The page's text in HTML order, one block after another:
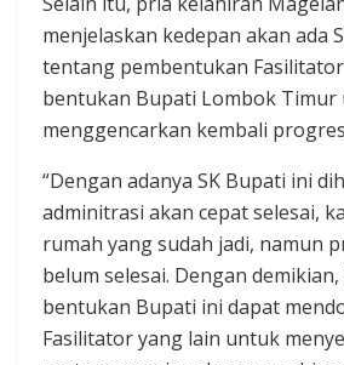
menjelaskan kedepan akan ada
tentang pembentukan
bentukan Bupati Lombok Timur
menggencarkan kembali
“Dengan adanya SK Bupati ini
adminitrasi akan cepat selesai,
rumah yang sudah jadi, namun
belum selesai. Dengan
bentukan Bupati ini dapat
Fasilitator yang lain untuk